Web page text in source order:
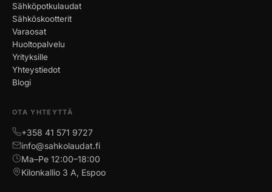
Sähköpotkulaudat
Sähköskootterit
Varaosat
Huoltopalvelu
Yrityksille
Yhteystiedot
Blogi
OTA YHTEYTTÄ
+358 41 571 9727
info@sahkolaudat.fi
Ma–Pe 12:00–18:00
Kilonkallio 3 A, Espoo